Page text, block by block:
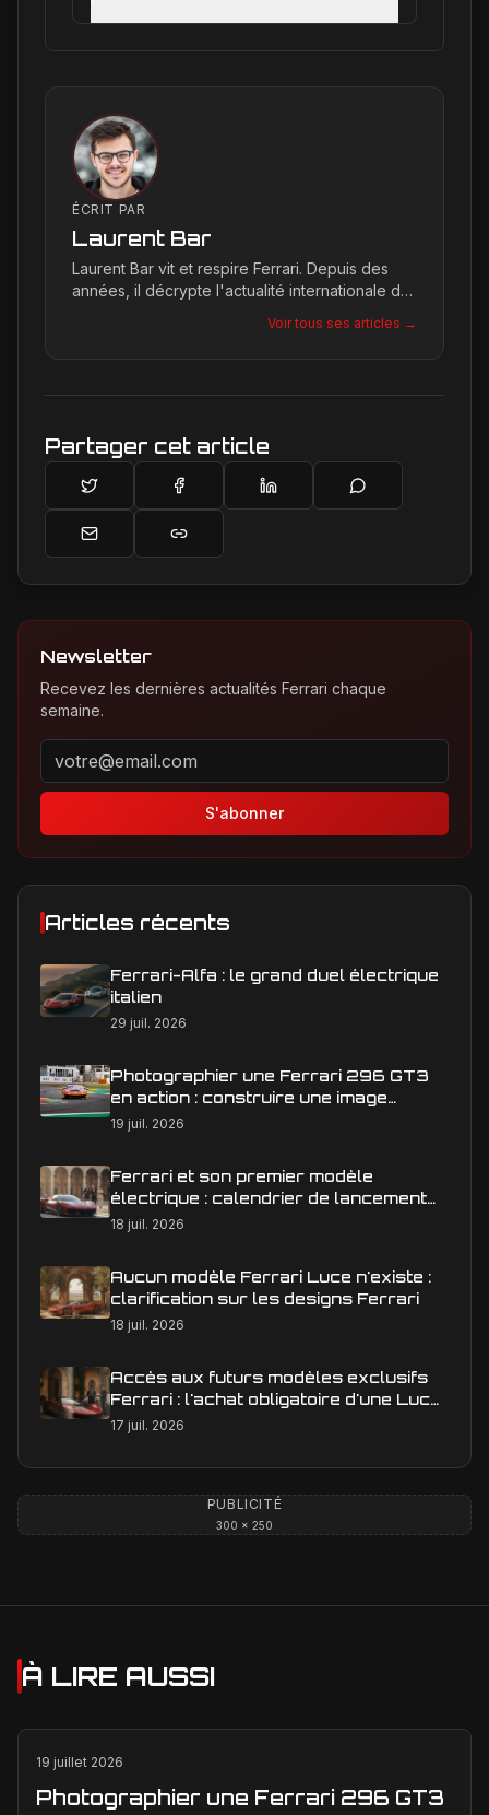
ÉCRIT PAR
Laurent Bar
Laurent Bar vit et respire Ferrari. Depuis des
années, il décrypte l'actualité internationale du
détails qui façonnent la légende de la marque.
Son site, Ferrari Passion, est le reflet de son
Maranello.
Voir tous ses articles →
Partager cet article
Newsletter
Recevez les dernières actualités Ferrari chaque
semaine.
Adresse email pour la newsletter
S'abonner
Articles récents
Ferrari-Alfa : le grand duel électrique
italien
29 juil. 2026
Photographier une Ferrari 296 GT3
en action : construire une image
éditoriale qui raconte la course
19 juil. 2026
Ferrari et son premier modèle
électrique : calendrier de lancement
en Europe
18 juil. 2026
Aucun modèle Ferrari Luce n'existe :
clarification sur les designs Ferrari
18 juil. 2026
Accès aux futurs modèles exclusifs
Ferrari : l'achat obligatoire d'une Luce
est-il une réalité ?
17 juil. 2026
PUBLICITÉ
300 × 250
À LIRE AUSSI
19 juillet 2026
Photographier une Ferrari 296 GT3